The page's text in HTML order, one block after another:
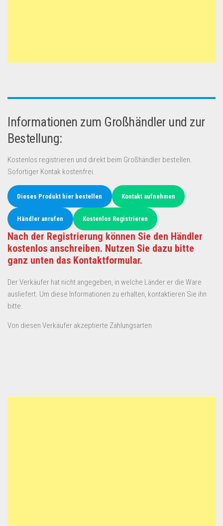
Informationen zum Großhändler und zur
Bestellung:
Kostenlos registrieren und direkt beim Großhändler bestellen.
Sofortiger Kontak kostenfrei.
Dieses Produkt hier bestellen Kontakt aufnehmen
Händler anrufen Kostenlos Registrieren
Nach der Registrierung können Sie den Händler
kostenlos anschreiben. Nutzen Sie dazu bitte
ganz unten das Kontaktformular.
Der Verkäufer hat nicht angegeben, in welche Länder er die Ware
ausliefert. Um diese Informationen zu erhalten, kontaktieren Sie ihn
bitte.
Von diesen Verkäufer akzeptierte Zahlungsarten